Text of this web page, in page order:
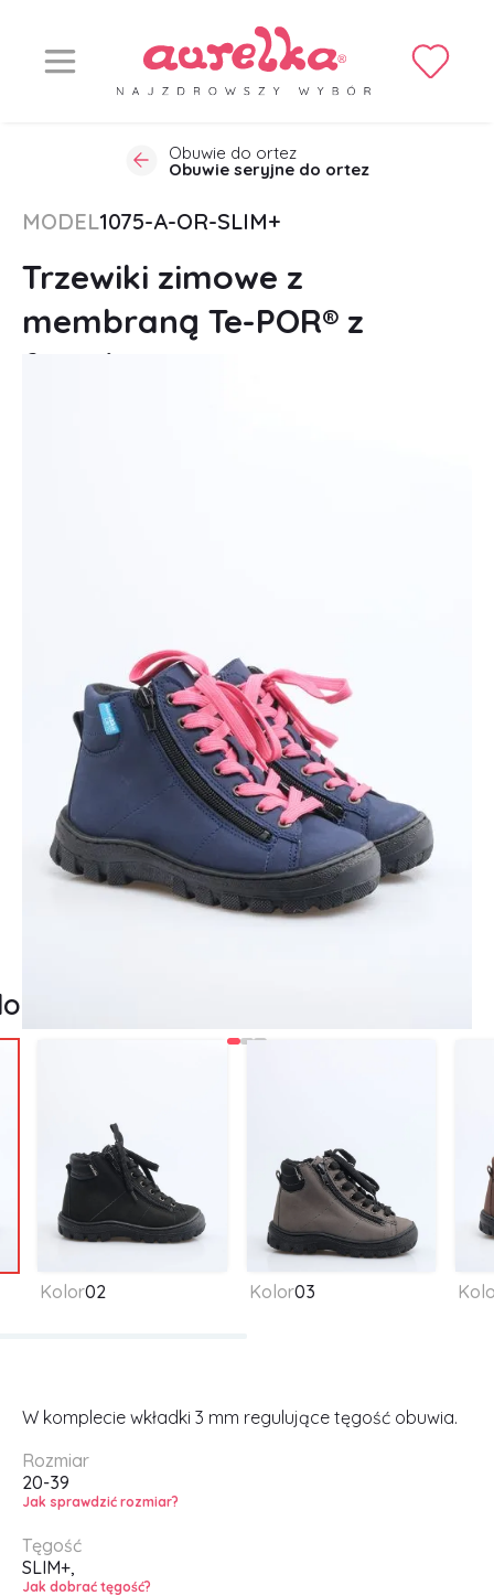
Obuwie do ortez
Obuwie seryjne do ortez
MODEL1075-A-OR-SLIM+
Trzewiki zimowe z
membraną Te-POR® z
futerkiem
Kolor02 Kolor03
W komplecie wkładki 3 mm regulujące tęgość obuwia.
Rozmiar
20-39
Jak sprawdzić rozmiar?
Tęgość
SLIM+,
Jak dobrać tęgość?